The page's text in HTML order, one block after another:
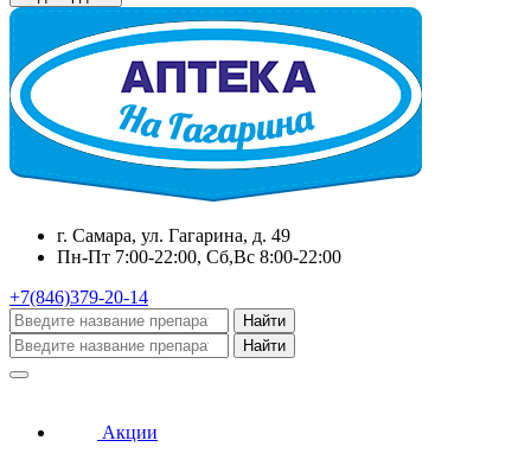
г. Самара, ул. Гагарина, д. 49
Пн-Пт 7:00-22:00, Сб,Вс 8:00-22:00
+7(846)379-20-14
Найти
Найти
Акции